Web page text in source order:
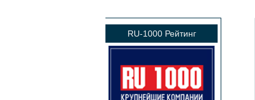
RU-1000 Рейтинг